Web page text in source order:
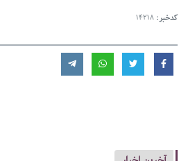
کدخبر: 14218